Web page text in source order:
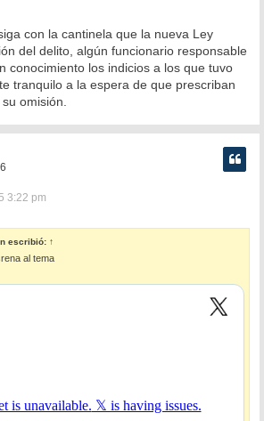
con la cantinela que la nueva Ley
del delito, algún funcionario responsable
conocimiento los indicios a los que tuvo
tranquilo a la espera de que prescriban
omisión.
3:22 pm
escribió: ↑
al tema